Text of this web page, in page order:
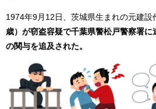
1974年9月12日、茨城県生まれの元建設
歳）が窃盗容疑で千葉県警松戸警察署
の関与を追及された。